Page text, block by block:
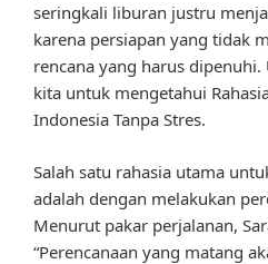
seringkali liburan justru
karena persiapan yang tidak
rencana yang harus
kita untuk mengetahui
Indonesia Tanpa Stres.
Salah satu rahasia utama
adalah dengan melakukan
Menurut pakar perjalanan,
“Perencanaan yang matang